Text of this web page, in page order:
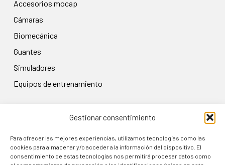
Gestionar consentimiento
Para ofrecer las mejores experiencias, utilizamos tecnologías como las
cookies para almacenar y/o acceder a la información del dispositivo. El
consentimiento de estas tecnologías nos permitirá procesar datos como
accesorios mocap
cámaras
biomecánica
guantes
simuladores
equipos de entrenamiento
Aviso legal
Política de privacidad